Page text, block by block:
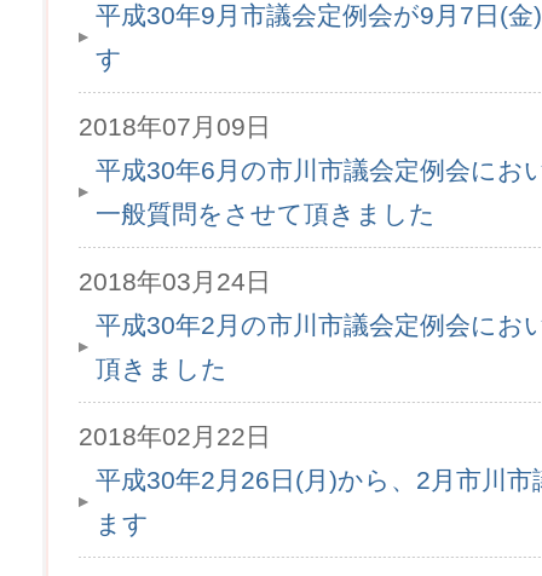
平成30年9月市議会定例会が9月7日(
す
2018年07月09日
平成30年6月の市川市議会定例会にお
一般質問をさせて頂きました
2018年03月24日
平成30年2月の市川市議会定例会にお
頂きました
2018年02月22日
平成30年2月26日(月)から、2月市川
ます